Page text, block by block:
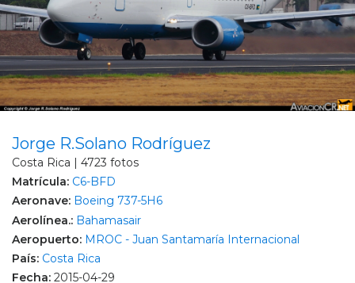
Jorge R.Solano Rodríguez
Costa Rica | 4723 fotos
Matrícula: C6-BFD
Aeronave: Boeing 737-5H6
Aerolínea.: Bahamasair
Aeropuerto: MROC - Juan Santamaría Internacional
País: Costa Rica
Fecha: 2015-04-29